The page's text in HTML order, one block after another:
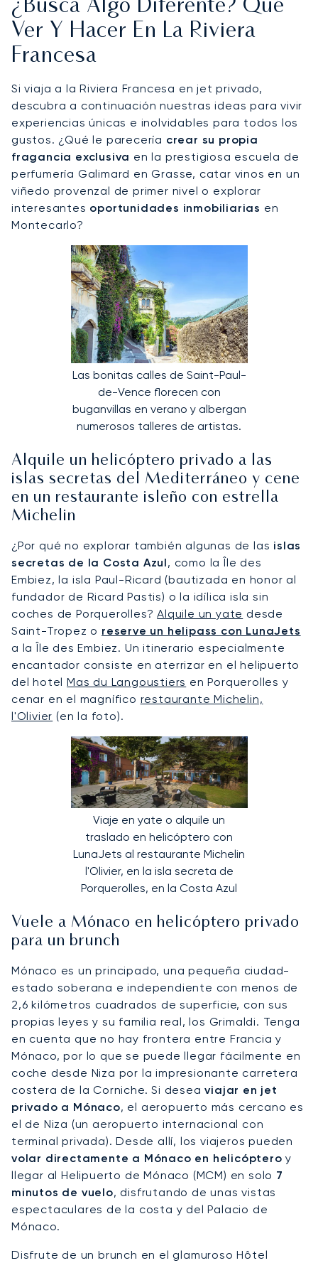
¿Busca Algo Diferente? Qué
Ver Y Hacer En La Riviera
Francesa
Si viaja a la Riviera Francesa en jet privado,
descubra a continuación nuestras ideas para vivir
experiencias únicas e inolvidables para todos los
gustos. ¿Qué le parecería crear su propia
fragancia exclusiva en la prestigiosa escuela de
perfumería Galimard en Grasse, catar vinos en un
viñedo provenzal de primer nivel o explorar
interesantes oportunidades inmobiliarias en
Montecarlo?
Las bonitas calles de Saint-Paul-
de-Vence florecen con
buganvillas en verano y albergan
numerosos talleres de artistas.
Alquile un helicóptero privado a las
islas secretas del Mediterráneo y cene
en un restaurante isleño con estrella
Michelin
¿Por qué no explorar también algunas de las islas
secretas de la Costa Azul, como la Île des
Embiez, la isla Paul-Ricard (bautizada en honor al
fundador de Ricard Pastis) o la idílica isla sin
coches de Porquerolles?Alquile un yate desde
Saint-Tropez o reserve un helipass con LunaJets
a la Île des Embiez. Un itinerario especialmente
encantador consiste en aterrizar en el helipuerto
del hotelMas du Langoustiers en Porquerolles y
cenar en el magnífico restaurante Michelin,
l'Olivier (en la foto).
Viaje en yate o alquile un
traslado en helicóptero con
LunaJets al restaurante Michelin
l'Olivier, en la isla secreta de
Porquerolles, en la Costa Azul
Vuele a Mónaco en helicóptero privado
para un brunch
Mónaco es un principado, una pequeña ciudad-
estado soberana e independiente con menos de
2,6 kilómetros cuadrados de superficie, con sus
propias leyes y su familia real, los Grimaldi. Tenga
en cuenta que no hay frontera entre Francia y
Mónaco, por lo que se puede llegar fácilmente en
coche desde Niza por la impresionante carretera
costera de la Corniche. Si deseaviajar en jet
privado a Mónaco, el aeropuerto más cercano es
el de Niza (un aeropuerto internacional con
terminal privada). Desde allí, los viajeros pueden
volar directamente a Mónaco en helicóptero y
llegar al Helipuerto de Mónaco (MCM) en solo 7
minutos de vuelo, disfrutando de unas vistas
espectaculares de la costa y del Palacio de
Mónaco.
Disfrute de un brunch en el glamuroso Hôtel